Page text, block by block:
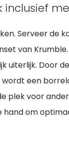
inclusief
Serveer de
van
uiterlijk. Door
een
plek voor
hand om